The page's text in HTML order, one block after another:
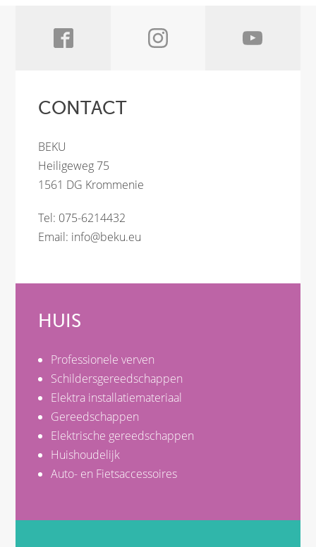
CONTACT
BEKU
Heiligeweg 75
1561 DG Krommenie
Tel: 075-6214432
Email: info@beku.eu
HUIS
Professionele verven
Schildersgereedschappen
Elektra installatiemateriaal
Gereedschappen
Elektrische gereedschappen
Huishoudelijk
Auto- en Fietsaccessoires